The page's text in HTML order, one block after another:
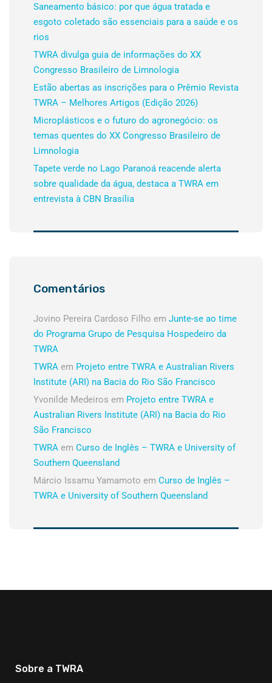
Saneamento básico: por que água tratada e
esgoto coletado são essenciais para a saúde e os
rios
TWRA divulga guia de informações do XX
Congresso Brasileiro de Limnologia
Estão abertas as inscrições para o Prêmio Revista
TWRA – Melhores Artigos (Edição 2026)
Microplásticos e o futuro do agronegócio: os
temas quentes do XX Congresso Brasileiro de
Limnologia
Tapete verde no Lago Paranoá reacende alerta
sobre qualidade da água, destaca a TWRA em
entrevista à CBN Brasília
Comentários
Jovino Pereira Cardoso Filho em Junte-se ao time
do Programa Grupo de Pesquisa Hospedeiro da
TWRA
TWRA em Projeto entre TWRA e Australian Rivers
Institute (ARI) na Bacia do Rio São Francisco
Yvonilde Medeiros em Projeto entre TWRA e
Australian Rivers Institute (ARI) na Bacia do Rio
São Francisco
TWRA em Curso de Inglês – TWRA e University of
Southern Queensland
Márcio Issamu Yamamoto em Curso de Inglês –
TWRA e University of Southern Queensland
Sobre a TWRA